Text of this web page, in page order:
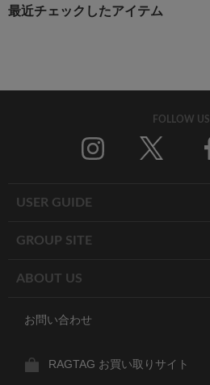
最近チェックしたアイテム
FOLLOW US
USER GUIDE
GROUP SITE
ABOUT US
お問い合わせ
RAGTAG お買い取りサイト